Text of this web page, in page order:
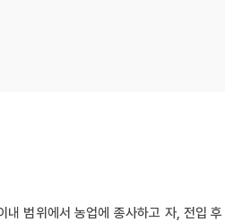
범위에서 농업에 종사하고 자, 전입